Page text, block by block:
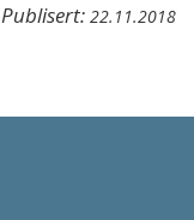
Publisert: 22.11.2018